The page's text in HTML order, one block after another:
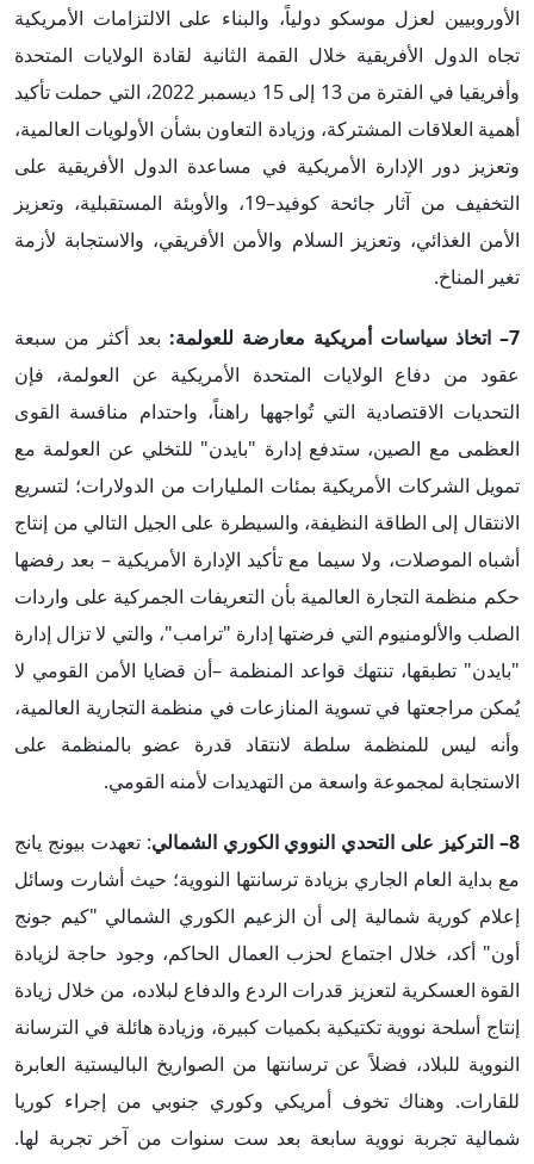
الأوروبيين لعزل موسكو دولياً، والبناء على الالتزامات الأمريكية
تجاه الدول الأفريقية خلال القمة الثانية لقادة الولايات المتحدة
وأفريقيا في الفترة من 13 إلى 15 ديسمبر 2022، التي حملت تأكيد
أهمية العلاقات المشتركة، وزيادة التعاون بشأن الأولويات العالمية،
وتعزيز دور الإدارة الأمريكية في مساعدة الدول الأفريقية على
التخفيف من آثار جائحة كوفيد–19، والأوبئة المستقبلية، وتعزيز
الأمن الغذائي، وتعزيز السلام والأمن الأفريقي، والاستجابة لأزمة
تغير المناخ.
7– اتخاذ سياسات أمريكية معارضة للعولمة:
بعد أكثر من سبعة
عقود من دفاع الولايات المتحدة الأمريكية عن العولمة، فإن
التحديات الاقتصادية التي تُواجهها راهناً، واحتدام منافسة القوى
العظمى مع الصين، ستدفع إدارة "بايدن" للتخلي عن العولمة مع
تمويل الشركات الأمريكية بمئات المليارات من الدولارات؛ لتسريع
الانتقال إلى الطاقة النظيفة، والسيطرة على الجيل التالي من إنتاج
أشباه الموصلات، ولا سيما مع تأكيد الإدارة الأمريكية – بعد رفضها
حكم منظمة التجارة العالمية بأن التعريفات الجمركية على واردات
الصلب والألومنيوم التي فرضتها إدارة "ترامب"، والتي لا تزال إدارة
"بايدن" تطبقها، تنتهك قواعد المنظمة –أن قضايا الأمن القومي لا
يُمكن مراجعتها في تسوية المنازعات في منظمة التجارية العالمية،
وأنه ليس للمنظمة سلطة لانتقاد قدرة عضو بالمنظمة على
الاستجابة لمجموعة واسعة من التهديدات لأمنه القومي.
8– التركيز على التحدي النووي الكوري الشمالي: تعهدت بيونج يانج
مع بداية العام الجاري بزيادة ترسانتها النووية؛ حيث أشارت وسائل
إعلام كورية شمالية إلى أن الزعيم الكوري الشمالي "كيم جونج
أون" أكد، خلال اجتماع لحزب العمال الحاكم، وجود حاجة لزيادة
القوة العسكرية لتعزيز قدرات الردع والدفاع لبلاده، من خلال زيادة
إنتاج أسلحة نووية تكتيكية بكميات كبيرة، وزيادة هائلة في الترسانة
النووية للبلاد، فضلاً عن ترسانتها من الصواريخ الباليستية العابرة
للقارات. وهناك تخوف أمريكي وكوري جنوبي من إجراء كوريا
شمالية تجربة نووية سابعة بعد ست سنوات من آخر تجربة لها.